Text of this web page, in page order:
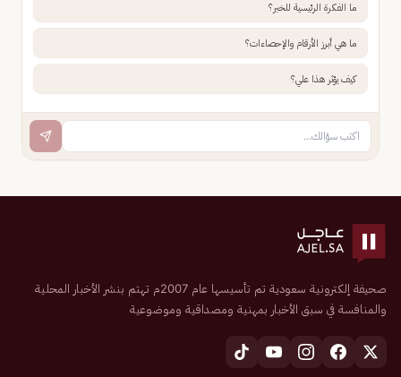
ما الفكرة الرئيسية للخبر؟
ما هي أبرز الأرقام والإحصاءات؟
كيف يؤثر هذا علي؟
صحيفة إلكترونية سعودية تم تأسيسها عام 2007م تهتم بنشر الأخبار المحلية
والمنافسة في سبق الأخبار بمهنية ومصداقية وموضوعية